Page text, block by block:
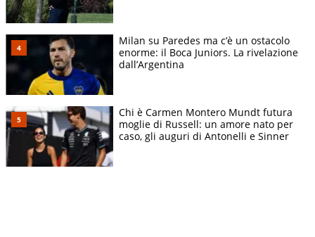
Milan su Paredes ma c’è un ostacolo
enorme: il Boca Juniors. La rivelazione
dall’Argentina
Chi è Carmen Montero Mundt futura
moglie di Russell: un amore nato per
caso, gli auguri di Antonelli e Sinner